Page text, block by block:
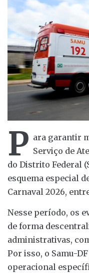
P ara garantir
Serviço de
do Distrito Federal
esquema especial
Carnaval 2026,
Nesse período, os
de forma
administrativas,
Por isso, o Samu-
operacional